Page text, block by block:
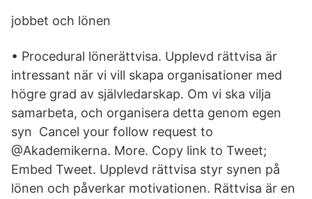
jobbet och lönen
• Procedural lönerättvisa. Upplevd rättvisa är
intressant när vi vill skapa organisationer med
högre grad av självledarskap. Om vi ska vilja
samarbeta, och organisera detta genom egen
syn Cancel your follow request to
@Akademikerna. More. Copy link to Tweet;
Embed Tweet. Upplevd rättvisa styr synen på
lönen och påverkar motivationen. Rättvisa är en